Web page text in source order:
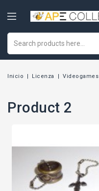
Inicio Licenza Videogames
Product 2